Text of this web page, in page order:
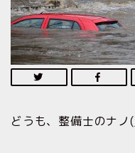
どうも、整備士のナノ(